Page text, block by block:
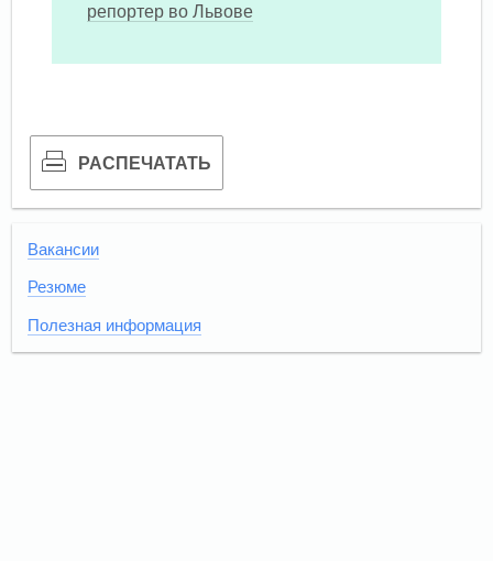
репортер во Львове
РАСПЕЧАТАТЬ
Вакансии
Резюме
Полезная информация